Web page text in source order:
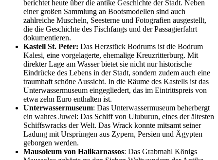
berichtet heute über die antike Geschichte der Stadt. Neben
einer großen Sammlung an Bootsmodellen sind auch
zahlreiche Muscheln, Seesterne und Fotografien ausgestellt,
die die Geschichte des Fischfangs und der Passagierfahrt
dokumentieren.
Kastell St. Peter: Das Herzstück Bodrums ist die Bodrum
Kalesi, eine vorgelagerte, ehemalige Kreuzritterburg. Mit
direkter Lage am Wasser bietet sie nicht nur historische
Eindrücke des Lebens in der Stadt, sondern zudem auch eine
traumhaft schöne Aussicht. In die Räume des Kastells ist das
Unterwassermuseum eingegliedert, das im Eintrittspreis von
etwa zehn Euro enthalten ist.
Unterwassermuseum: Das Unterwassermuseum beherbergt
ein wahres Juwel: Das Schiff von Uluburun, eines der ältesten
Schiffswracks der Welt. Das Wrack konnte mitsamt seiner
Ladung mit Ursprüngen aus Zypern, Persien und Ägypten
geborgen werden.
Mausoleum von Halikarnassos: Das Grabmahl Königs